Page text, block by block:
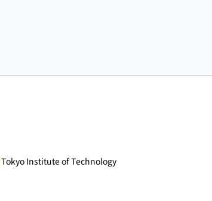
Tokyo Institute of Technology